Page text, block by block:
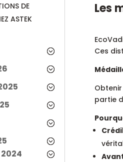
DE
ASTEK
Les
Ces
partie